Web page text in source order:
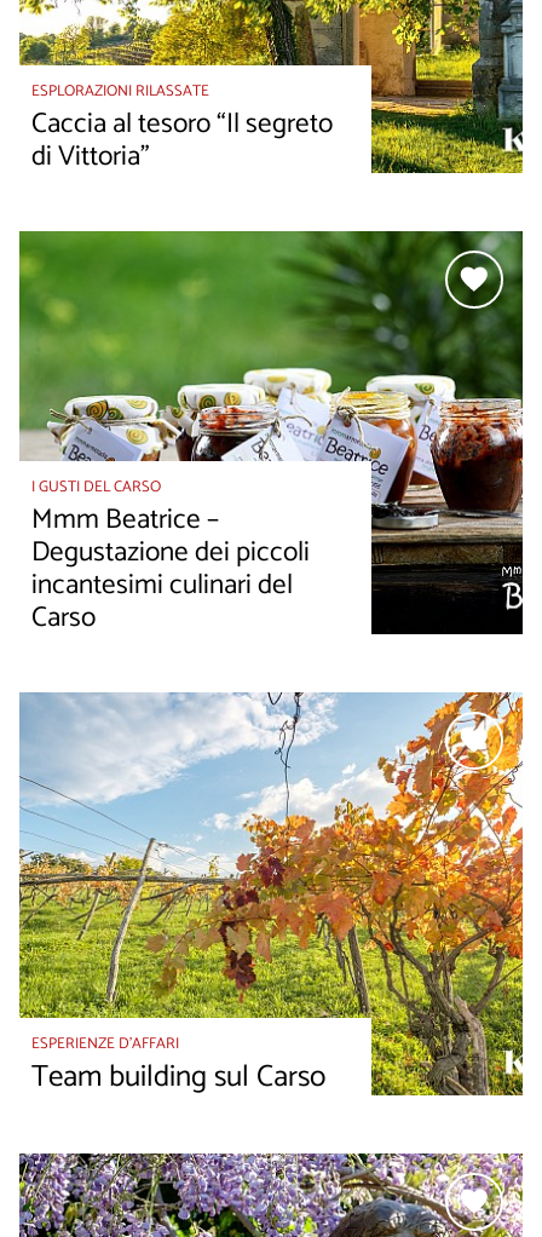
ESPLORAZIONI RILASSATE
Caccia al tesoro “Il segreto
di Vittoria”
I GUSTI DEL CARSO
Mmm Beatrice –
Degustazione dei piccoli
incantesimi culinari del
Carso
ESPERIENZE D’AFFARI
Team building sul Carso